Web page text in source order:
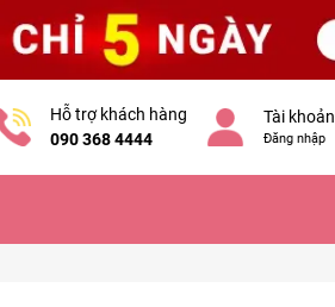
Hỗ trợ khách hàng
090 368 4444
Tài khoản
Đăng nhập